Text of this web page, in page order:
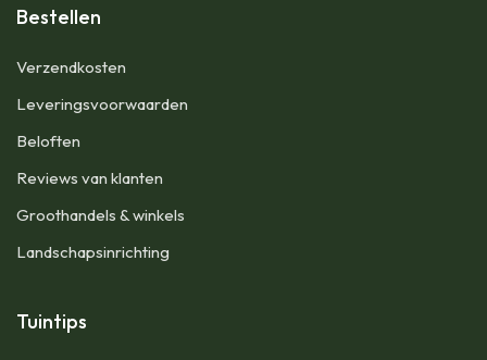
Bestellen
Verzendkosten
Leveringsvoorwaarden
Beloften
Reviews van klanten
Groothandels & winkels
Landschapsinrichting
Tuintips